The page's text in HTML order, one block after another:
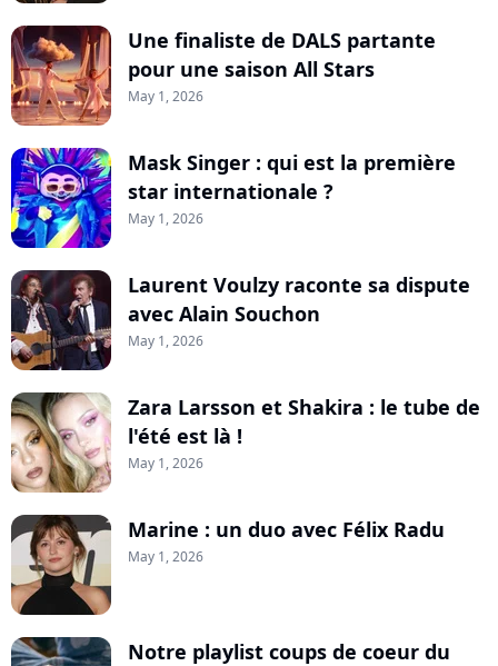
Une finaliste de DALS partante
pour une saison All Stars
May 1, 2026
Mask Singer : qui est la première
star internationale ?
May 1, 2026
Laurent Voulzy raconte sa dispute
avec Alain Souchon
May 1, 2026
Zara Larsson et Shakira : le tube de
l'été est là !
May 1, 2026
Marine : un duo avec Félix Radu
May 1, 2026
Notre playlist coups de coeur du